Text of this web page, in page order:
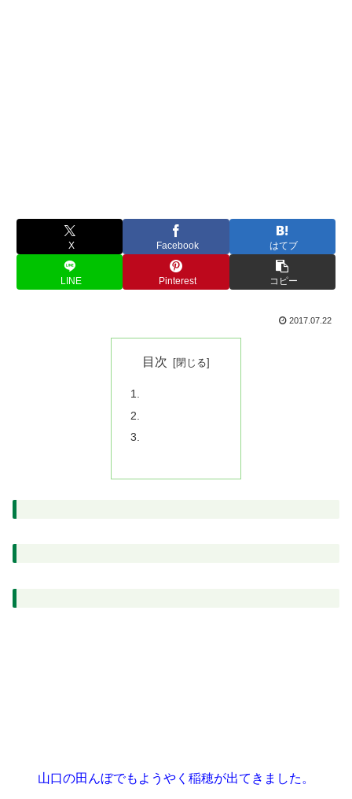
X Facebook はてブ
LINE Pinterest コピー
2017.07.22
目次
山口の田んぼでもようやく稲穂が出てきました。